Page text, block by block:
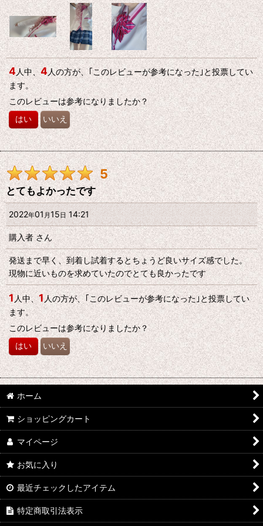
んだウィッグのみ柔めの段ボールに入っており、衣装とまとめて
おおきな厚手の袋に入っておりました。配達の段階でなのか一部
袋に穴が開いていたので「大丈夫かな…？」と思いましたが中身に
問題はなく、またクオリティも高かったため総合的に満足してい
ます。また機会があれば注文したいです。
4人中、4人の方が、｢このレビューが参考になった｣と投票してい
ます。
このレビューは参考になりましたか？
はい いいえ
5
とてもよかったです
2022年01月15日14:21
購入者さん
発送まで早く、到着し試着するとちょうど良いサイズ感でした。
現物に近いものを求めていたのでとても良かったです
1人中、1人の方が、｢このレビューが参考になった｣と投票してい
ます。
このレビューは参考になりましたか？
はい いいえ
ホーム
ショッピングカート
マイページ
お気に入り
最近チェックしたアイテム
特定商取引法表示